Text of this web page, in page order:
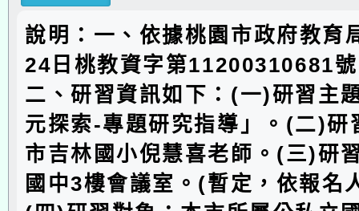
說明：一、依據桃園市政府教育
24日桃教資字第11200310681
二、研習資訊如下：(一)研習主
元探索-專題研究指導」。(二)研
市吉林國小倪慧喜老師。(三)研
國中3樓會議室。(暫定，依報名